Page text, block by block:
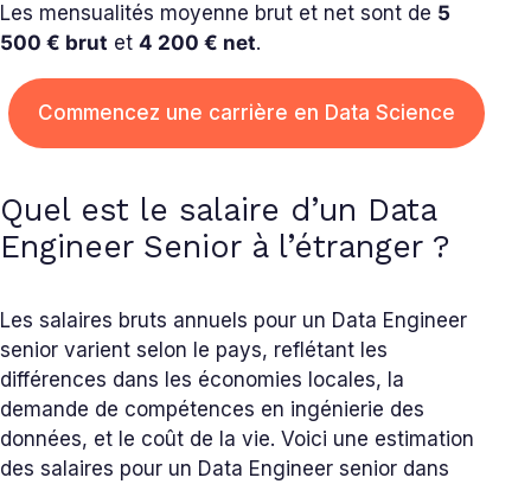
Les mensualités moyenne brut et net sont de 5
500 € brut et 4 200 € net.
Commencez une carrière en Data Science
Quel est le salaire d’un Data
Engineer Senior à l’étranger ?
Les salaires bruts annuels pour un Data Engineer
senior varient selon le pays, reflétant les
différences dans les économies locales, la
demande de compétences en ingénierie des
données, et le coût de la vie. Voici une estimation
des salaires pour un Data Engineer senior dans